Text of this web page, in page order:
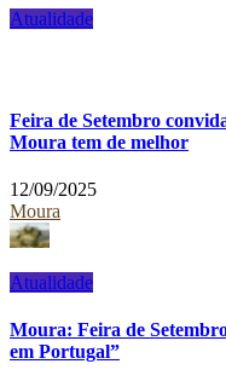
Atualidade
Feira de Setembro
Moura tem de melhor
12/09/2025
Moura
Atualidade
Moura: Feira de
em Portugal”